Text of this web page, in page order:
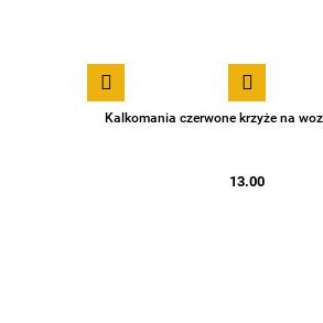
Kalkomania czerwone krzyże na
13.00